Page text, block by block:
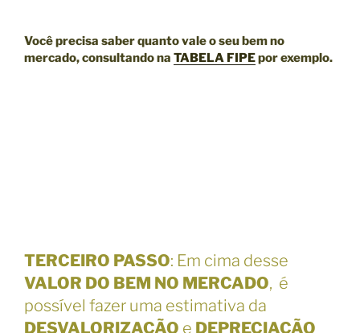
Você precisa saber quanto vale o seu bem no
mercado, consultando na TABELA FIPEpor exemplo.
TERCEIRO PASSO: Em cima desse
VALOR DO BEM NO MERCADO, é
possível fazer uma estimativa da
DESVALORIZAÇÃO e DEPRECIAÇÃO